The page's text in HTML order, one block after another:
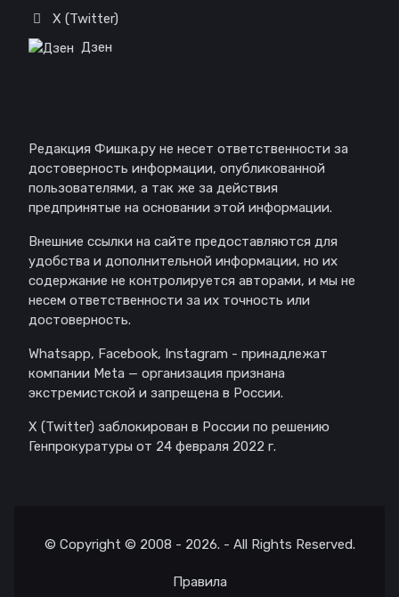
X (Twitter)
Дзен
Редакция Фишка.ру не несет ответственности за
достоверность информации, опубликованной
пользователями, а так же за действия
предпринятые на основании этой информации.
Внешние ссылки на сайте предоставляются для
удобства и дополнительной информации, но их
содержание не контролируется авторами, и мы не
несем ответственности за их точность или
достоверность.
Whatsapp, Facebook, Instagram - принадлежат
компании Meta — организация признана
экстремистской и запрещена в России.
X (Twitter) заблокирован в России по решению
Генпрокуратуры от 24 февраля 2022 г.
© Copyright © 2008 - 2026. - All Rights Reserved.
Правила